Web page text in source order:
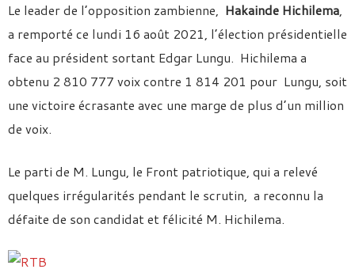
Le leader de l’opposition zambienne, Hakainde Hichilema,
a remporté ce lundi 16 août 2021, l’élection présidentielle
face au président sortant Edgar Lungu. Hichilema a
obtenu 2 810 777 voix contre 1 814 201 pour Lungu, soit
une victoire écrasante avec une marge de plus d’un million
de voix.
Le parti de M. Lungu, le Front patriotique, qui a relevé
quelques irrégularités pendant le scrutin, a reconnu la
défaite de son candidat et félicité M. Hichilema.